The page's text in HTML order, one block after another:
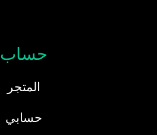
حساب
المتجر
حسابي